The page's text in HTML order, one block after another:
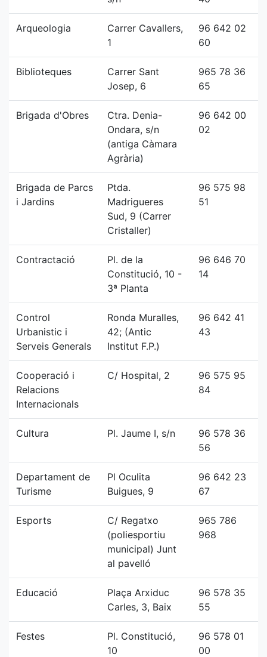
Arqueologia
Carrer Cavallers,
1
96 642 02
60
Biblioteques
Carrer Sant
Josep, 6
965 78 36
65
Brigada d'Obres
Ctra. Denia-
Ondara, s/n
(antiga Càmara
Agrària)
96 642 00
02
Brigada de Parcs
i Jardins
Ptda.
Madrigueres
Sud, 9 (Carrer
Cristaller)
96 575 98
51
Contractació
Pl. de la
Constitució, 10 -
3ª Planta
96 646 70
14
Control
Urbanistic i
Serveis Generals
Ronda Muralles,
42; (Antic
Institut F.P.)
96 642 41
43
Cooperació i
Relacions
Internacionals
C/ Hospital, 2
96 575 95
84
Cultura Pl. Jaume I, s/n
96 578 36
56
Departament de
Turisme
Pl Oculita
Buigues, 9
96 642 23
67
Esports
C/ Regatxo
(poliesportiu
municipal) Junt
al pavelló
965 786
968
Educació
Plaça Arxiduc
Carles, 3, Baix
96 578 35
55
Festes
Pl. Constitució,
10
96 578 01
00